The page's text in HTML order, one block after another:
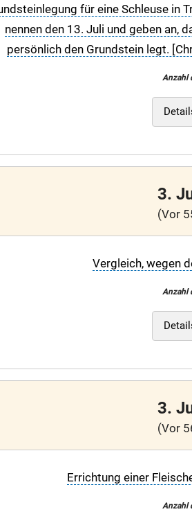
für eine Schleuse in
nennen den 13. Juli und geben an,
persönlich den Grundstein legt.
Anzahl
3.
(Vor
Vergleich, wegen
Anzahl
3.
(Vor
Errichtung einer
Anzahl